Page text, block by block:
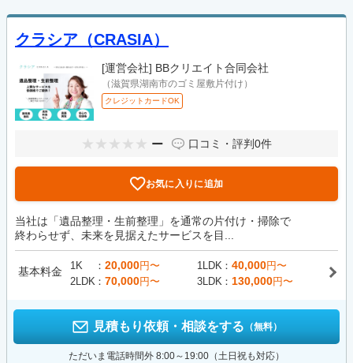
クラシア（CRASIA）
[運営会社] BBクリエイト合同会社
（滋賀県湖南市のゴミ屋敷片付け）
クレジットカードOK
ー 口コミ・評判0件
お気に入りに追加
当社は「遺品整理・生前整理」を通常の片付け・掃除で
終わらせず、未来を見据えたサービスを目...
基本料金 1K 20,000円〜 1LDK 40,000円〜
2LDK
70,000円〜 3LDK 130,000円〜
見積もり依頼・相談をする （無料）
ただいま電話時間外 8:00～19:00（土日祝も対応）